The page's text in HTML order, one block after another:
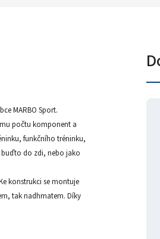
MARBO Sport.
počtu komponent a
funkčního tréninku,
buďto do zdi, nebo jako
konstrukci se montuje
tak nadhmatem. Díky